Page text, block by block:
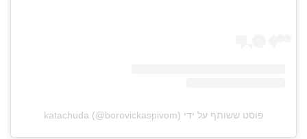
פוסט ששותף על ידי katachuda (@borovickaspivom)